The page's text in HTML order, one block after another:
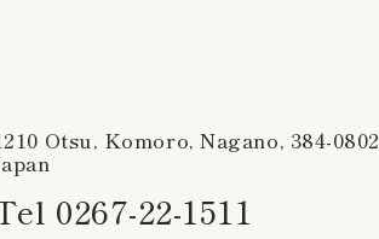
Otsu, Komoro, Nagano, 384-0802
0267-22-1511